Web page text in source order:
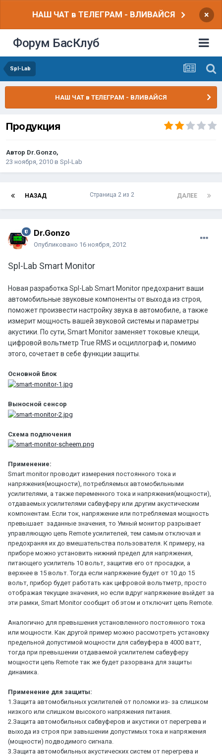
НАШ ЧАТ в ТЕЛЕГРАМ - ВЛИВАЙСЯ ×
Форум БасКлуб
Spl-Lab
НАШ ЧАТ в ТЕЛЕГРАМ - ВЛИВАЙСЯ
Продукция
Автор Dr.Gonzo,
23 ноября, 2010 в Spl-Lab
НАЗАД ДАЛЕЕ
Страница 2 из 2
Dr.Gonzo
Опубликовано 16 ноября, 2012
Spl-Lab Smart Monitor
Новая разработка Spl-Lab Smart Monitor предохранит ваши
автомобильные звуковые компоненты от выхода из строя,
поможет произвести настройку звука в автомобиле, а также
измерит мощность вашей звуковой системы и параметры
акустики. По сути, Smart Monitor заменяет токовые клещи,
цифровой вольтметр True RMS и осциллограф и, помимо
этого, сочетает в себе функции защиты.
Основной Блок
Выносной сенсор
Схема подлючения
Применение:
Smart monitor проводит измерения постоянного тока и
напряжения(мощности), потребляемых автомобильными
усилителями, а также переменного тока и напряжения(мощности),
отдаваемых усилителями сабвуферу или другим акустическим
компонентам. Если ток, напряжение или потребляемая мощность
превышает заданные значения, то Умный монитор разрывает
управляющую цепь Remote усилителей, тем самым отключая и
предохраняя их до вмешательства пользователя. К примеру, на
приборе можно установить нижний предел для напряжения,
питающего усилитель 10 вольт, защитив его от просадки, а
верхнее в 15 вольт. Тогда если напряжение будет от 10 до 15
вольт, прибор будет работать как цифровой вольтметр, просто
отображая текущие значения, но если вдруг напряжение выйдет за
эти рамки, Smart Monitor сообщит об этом и отключит цепь Remote.
Аналогично для превышения установленного постоянного тока
или мощности. Как другой пример можно рассмотреть установку
предельной допустимой мощности для сабвуфера в 4000 ватт,
тогда при превышении отдаваемой усилителем сабвуферу
мощности цепь Remote так же будет разорвана для защиты
динамика.
Применение для защиты:
1.Защита автомобильных усилителей от поломки из- за слишком
низкого или слишком высокого напряжения питания.
2.Защита автомобильных сабвуферов и акустики от перегрева и
выхода из строя при завышении допустимых тока и напряжения
(мощности) подводимого сигнала.
3.Защита автомобильных акустических систем от перегрева и